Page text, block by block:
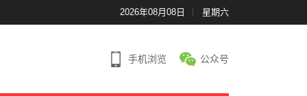
2026年08月08日 星期六
手机浏览 公众号